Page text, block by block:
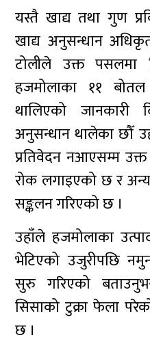
यस्तै खाद्य तथा गुण
खाद्य अनुसन्धान
टोलीले उक्त पसलमा
हजमोलाका ११
थालिएको जानकारी
अनुसन्धान थालेका छौँ
प्रतिवेदन नआएसम्म
रोक लगाइएको छ र
सङ्कलन गरिएको छ ।
उहाँले हजमोलाका
भेटिएको उजुरीपछि
सुरु गरिएको
सिसाको टुक्रा फेला
छ ।